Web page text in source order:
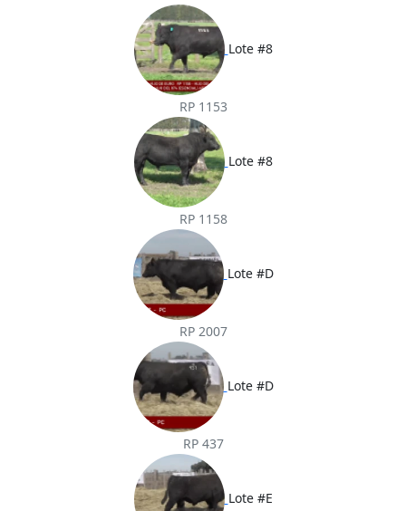
Lote #8
RP 1153
Lote #8
RP 1158
Lote #D
RP 2007
Lote #D
RP 437
Lote #E